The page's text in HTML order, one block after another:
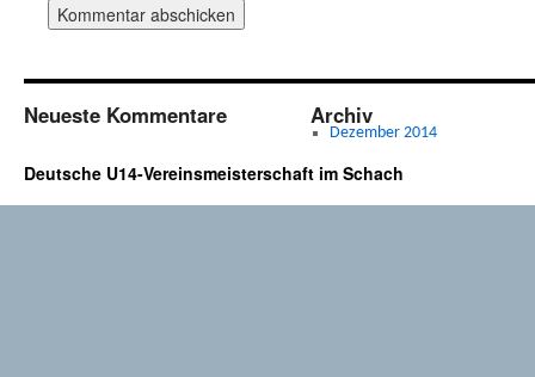
Neueste Kommentare Archiv
Dezember 2014
Deutsche U14-Vereinsmeisterschaft im Schach